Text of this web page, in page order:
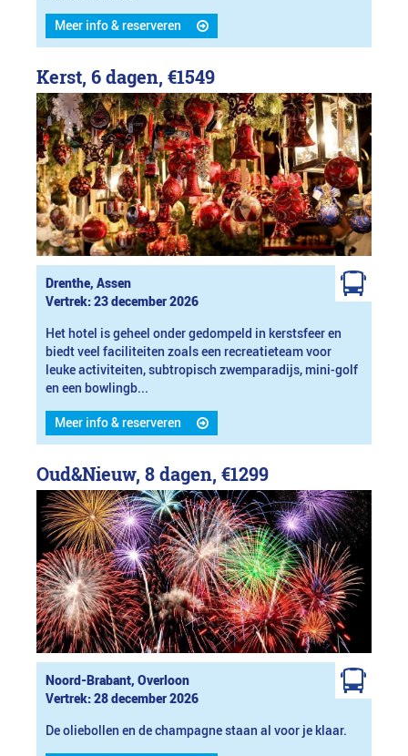
Meer info & reserveren
Kerst, 6 dagen, €1549
Drenthe, Assen
Vertrek: 23 december 2026
Het hotel is geheel onder gedompeld in kerstsfeer en
biedt veel faciliteiten zoals een recreatieteam voor
leuke activiteiten, subtropisch zwemparadijs, mini-golf
en een bowlingb...
Meer info & reserveren
Oud&Nieuw, 8 dagen, €1299
Noord-Brabant, Overloon
Vertrek: 28 december 2026
De oliebollen en de champagne staan al voor je klaar.